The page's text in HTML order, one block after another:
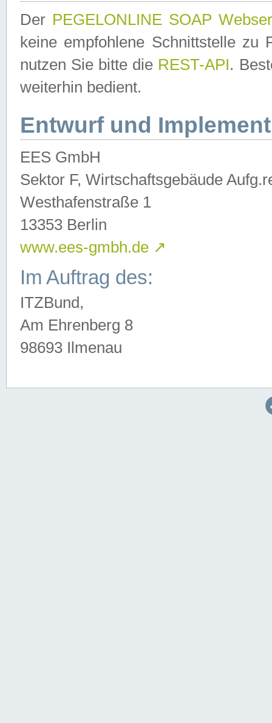
Der PEGELONLINE SOAP
keine empfohlene Schnittstelle zu
nutzen Sie bitte die REST-API.
weiterhin bedient.
Entwurf und
EES GmbH
Sektor F, Wirtschaftsgebäude
Westhafenstraße 1
13353 Berlin
www.ees-gmbh.de ↗
Im Auftrag des:
ITZBund,
Am Ehrenberg 8
98693 Ilmenau